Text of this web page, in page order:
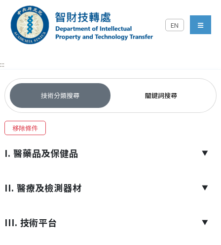
跳到主要內容區塊
中央研究院智財技轉處對
EN
menu
:::
技術分類搜尋 關鍵詞搜尋
移除條件
I. 醫藥品及保健品 ▼
II. 醫療及檢測器材 ▼
III. 技術平台 ▼